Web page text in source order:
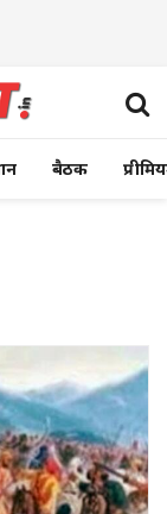
बैठक